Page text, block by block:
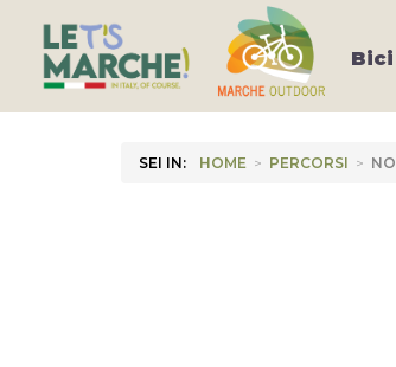
Bici
SEI IN: HOME > PERCORSI >